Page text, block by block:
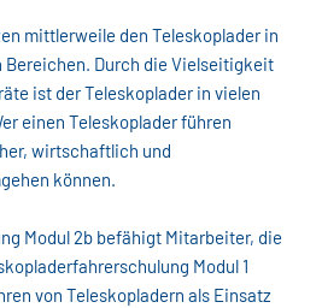
mittlerweile den Teleskoplader in
Durch die Vielseitigkeit
ist der Teleskoplader in vielen
einen Teleskoplader führen
wirtschaftlich und
können.
Modul 2b befähigt Mitarbeiter, die
Modul 1
von Teleskopladern als Einsatz